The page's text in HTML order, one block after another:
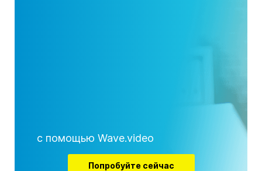
с помощью Wave.video
Попробуйте сейчас